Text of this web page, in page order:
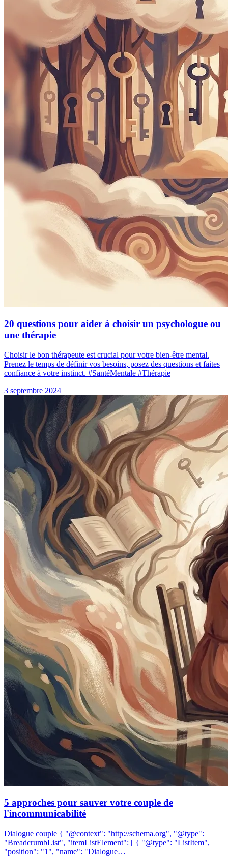
20 questions pour aider à choisir un psychologue ou
une thérapie
Choisir le bon thérapeute est crucial pour votre bien-être mental.
Prenez le temps de définir vos besoins, posez des questions et faites
confiance à votre instinct. #SantéMentale #Thérapie
3 septembre 2024
5 approches pour sauver votre couple de
l'incommunicabilité
Dialogue couple { "@context": "http://schema.org", "@type":
"BreadcrumbList", "itemListElement": [ { "@type": "ListItem",
"position": "1", "name": "Dialogue…